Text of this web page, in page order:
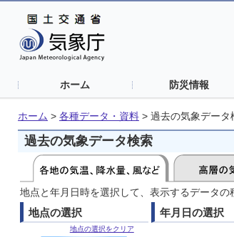
ホーム 防災情報
ホーム > 各種データ・資料 > 過去の気象データ
過去の気象データ検索
地点と年月日時を選択して、表示するデータの
地点の選択
地点の選択をクリア
年月日の選択